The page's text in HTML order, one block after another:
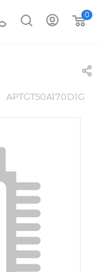
0
APTGT50A170D1G